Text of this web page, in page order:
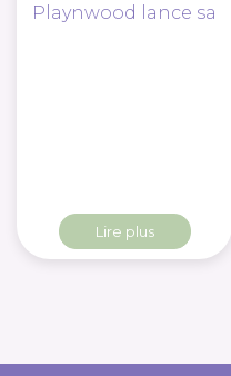
Playnwood lance sa
Lire plus